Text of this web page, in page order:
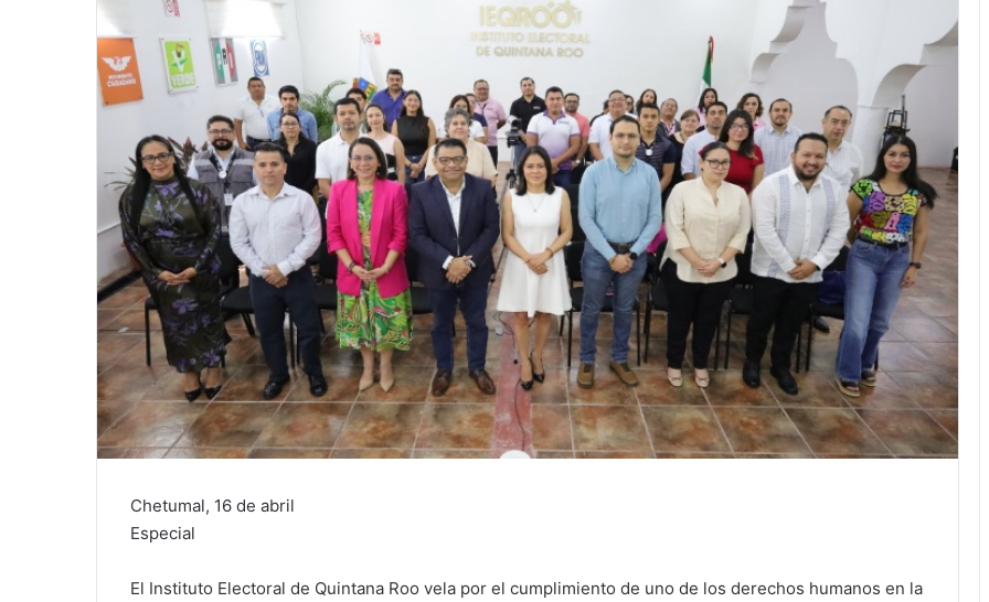
Chetumal, 16 de abril
Especial
El Instituto Electoral de Quintana Roo vela por el cumplimiento de uno de los derechos humanos en la